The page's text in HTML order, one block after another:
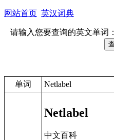
网站首页 英汉词典
请输入您要查询的英文单词：
单词 Netlabel
Netlabel
中文百科